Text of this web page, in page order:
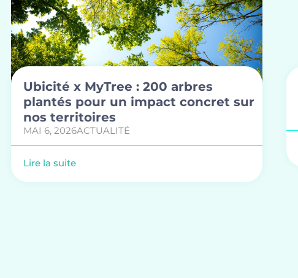
Ubicité x MyTree : 200 arbres
plantés pour un impact concret sur
nos territoires
MAI 6, 2026ACTUALITÉ
Lire la suite